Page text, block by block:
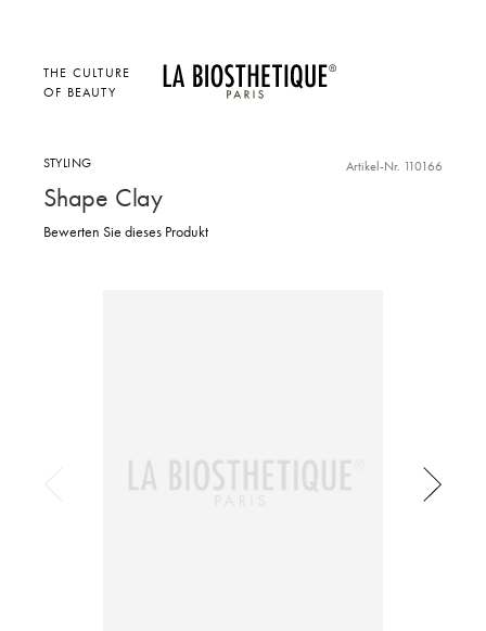
THE CULTURE
OF BEAUTY
STYLING Artikel-Nr. 110166
Shape Clay
Bewerten Sie dieses Produkt